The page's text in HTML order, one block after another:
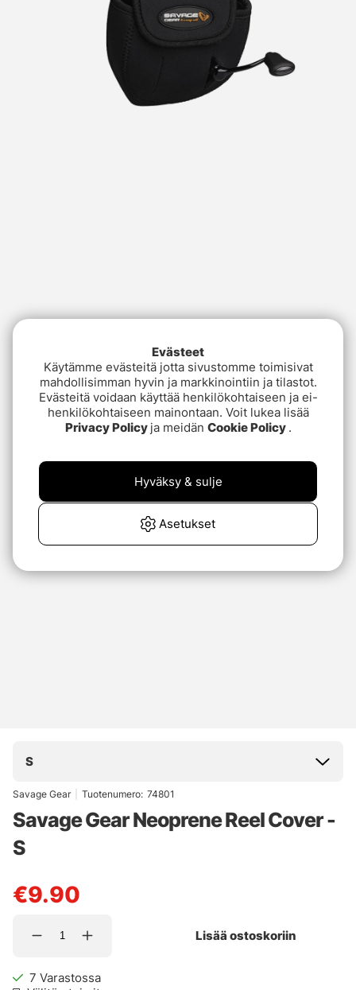
S
Savage Gear Tuotenumero: 74801
Savage Gear Neoprene Reel Cover -
S
€9.90
Lisää ostoskoriin
7 Varastossa
Evästeet
Käytämme evästeitä jotta sivustomme toimisivat
mahdollisimman hyvin ja markkinointiin ja tilastot.
Evästeitä voidaan käyttää henkilökohtaiseen ja ei-
henkilökohtaiseen mainontaan. Voit lukea lisää
Privacy Policy ja meidän Cookie Policy .
Asetukset
Hyväksy & sulje